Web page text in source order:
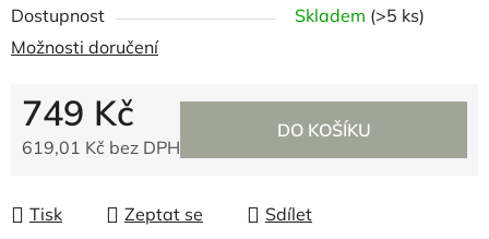
Dostupnost Skladem (>5 ks)
Možnosti doručení
749 Kč
619,01 Kč bez DPH
DO KOŠÍKU
Tisk Zeptat se Sdílet